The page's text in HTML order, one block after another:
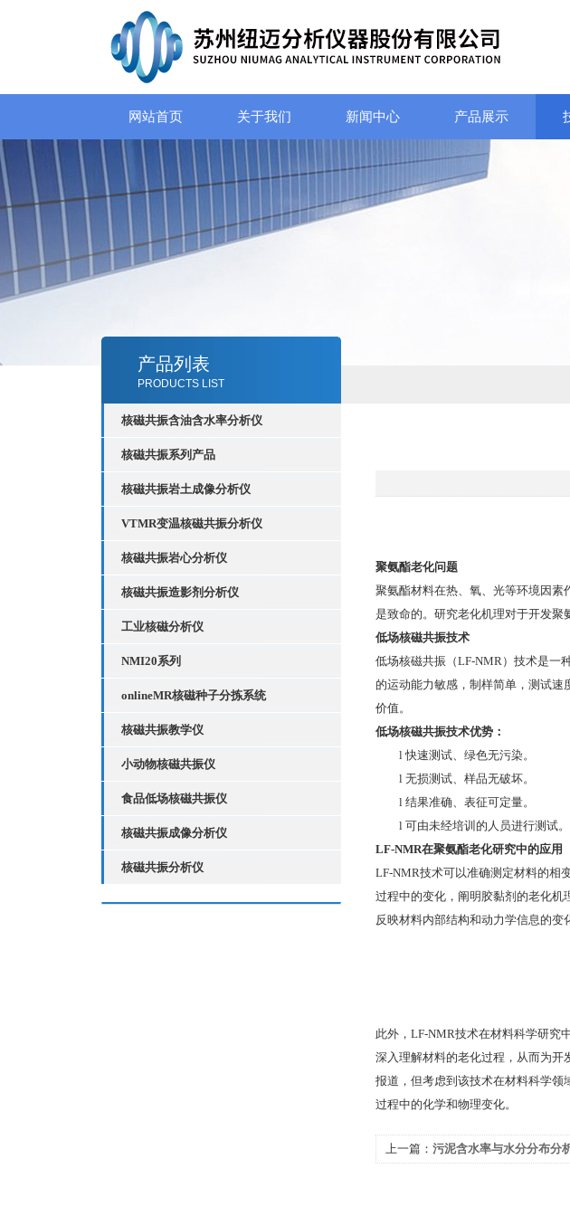
网站首页 关于我们 新闻中心 产品展示
产品列表
PRODUCTS LIST
核磁共振含油含水率分析仪
核磁共振系列产品
核磁共振岩土成像分析仪
VTMR变温核磁共振分析仪
核磁共振岩心分析仪
核磁共振造影剂分析仪
工业核磁分析仪
NMI20系列
onlineMR核磁种子分拣系统
核磁共振教学仪
小动物核磁共振仪
食品低场核磁共振仪
核磁共振成像分析仪
核磁共振分析仪
聚氨酯老化问题
聚氨酯材料在热、氧、光等环境因素
是致命的。研究老化机理对于开发聚
低场核磁共振技术
低场核磁共振（LF-NMR）技术是一
的运动能力敏感，制样简单，测试
价值。
低场核磁共振技术优势：
l 快速测试、绿色无污染。
l 无损测试、样品无破坏。
l 结果准确、表征可定量。
l 可由未经培训的人员进行测试。
LF-NMR在聚氨酯老化研究中的应用
LF-NMR技术可以准确测定材料的相
过程中的变化，阐明胶黏剂的老化
反映材料内部结构和动力学信息的变
此外，LF-NMR技术在材料科学研究
深入理解材料的老化过程，从而为开
报道，但考虑到该技术在材料科学
过程中的化学和物理变化。
上一篇： 污泥含水率与水分分布分